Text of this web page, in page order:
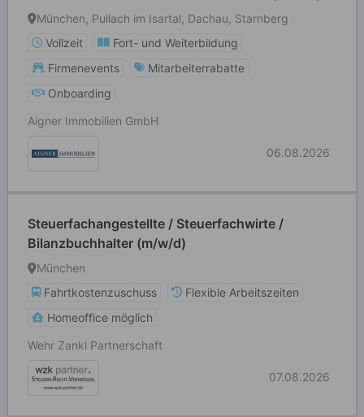
München, Pullach im Isartal, Dachau, Starnberg
Vollzeit
Fort- und Weiterbildung
Firmenevents
Mitarbeiterrabatte
Onboarding
Aigner Immobilien GmbH
06.08.2026
Steuerfachangestellte / Steuerfachwirte /
Bilanzbuchhalter (m/w/d)
München
Fahrtkostenzuschuss
Flexible Arbeitszeiten
Homeoffice möglich
Wehr Zankl Partnerschaft
07.08.2026